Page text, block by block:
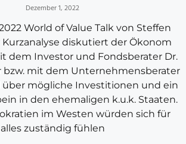
Dezember 1, 2022
World of Value Talk von Steffen
Kurzanalyse diskutiert der Ökonom
dem Investor und Fondsberater Dr.
bzw. mit dem Unternehmensberater
über mögliche Investitionen und ein
in den ehemaligen k.u.k. Staaten.
im Westen würden sich für
alles zuständig fühlen